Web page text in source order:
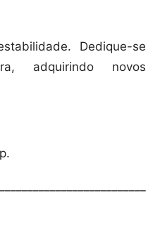
Dedique-se
adquirindo novos